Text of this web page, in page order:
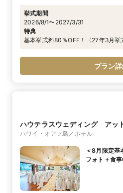
挙式期間
2026/8/1〜2027/3/31
特典
基本挙式料80％OFF！〈27年3月挙
プラン
ハウテラスウェディング アッ
ハワイ・オアフ島／ホテル
＜8月限定基
フォト＋食